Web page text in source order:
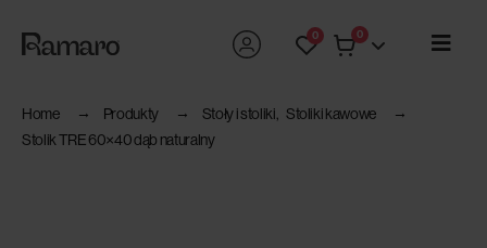
0 0
Home Produkty Stoły i stoliki
Stoliki kawowe
Stolik TRE 60×40 dąb naturalny